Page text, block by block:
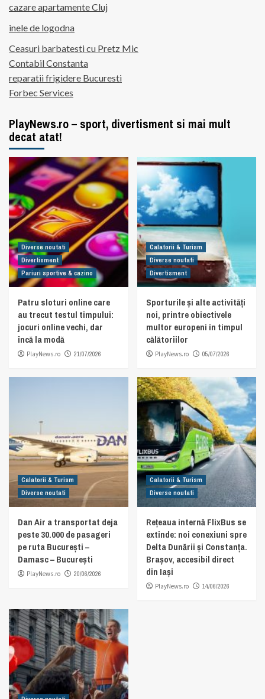
cazare apartamente Cluj
inele de logodna
Ceasuri barbatesti cu Pretz Mic
Contabil Constanta
reparatii frigidere Bucuresti
Forbec Services
PlayNews.ro – sport, divertisment si mai mult
decat atat!
Diverse noutati
Divertisment
Pariuri sportive & cazino
Patru sloturi online care
au trecut testul timpului:
jocuri online vechi, dar
încă la modă
PlayNews.ro 21/07/2026
Calatorii & Turism
Diverse noutati
Divertisment
Sporturile și alte activități
noi, printre obiectivele
multor europeni în timpul
călătoriilor
PlayNews.ro 05/07/2026
Calatorii & Turism
Diverse noutati
Dan Air a transportat deja
peste 30.000 de pasageri
pe ruta București –
Damasc – București
PlayNews.ro 20/06/2026
Calatorii & Turism
Diverse noutati
Rețeaua internă FlixBus se
extinde: noi conexiuni spre
Delta Dunării și Constanța.
Brașov, accesibil direct
din Iași
PlayNews.ro 14/06/2026